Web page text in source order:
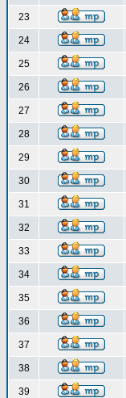
23
24
25
26
27
28
29
30
31
32
33
34
35
36
37
38
39